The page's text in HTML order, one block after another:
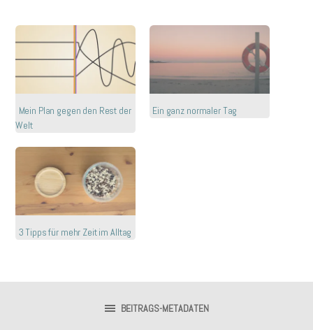
Mein Plan gegen den Rest der
Welt
Ein ganz normaler Tag
3 Tipps für mehr Zeit im Alltag
BEITRAGS-METADATEN